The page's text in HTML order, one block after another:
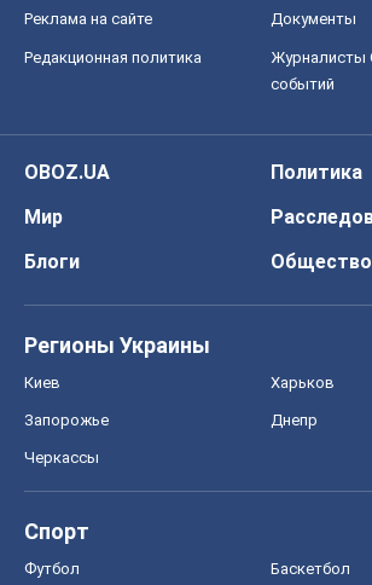
Реклама на сайте Документы
Редакционная политика
Журналисты
событий
OBOZ.UA
Политика
Мир
Блоги
Общество
Регионы Украины
Киев Харьков
Запорожье Днепр
Черкассы
Спорт
Футбол Баскетбол